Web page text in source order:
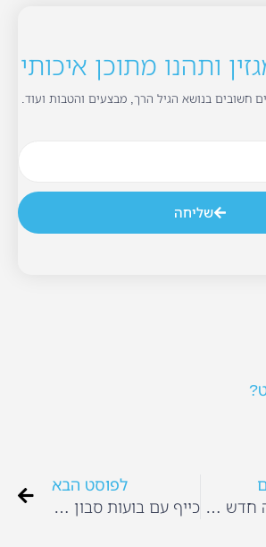
ותהנו מתוכן איכותי
חשובים בנושא הגיל הרך, מבצעים והטבות ועוד.
שליחה
שיתוף פעולה חדש עבור תושבי ירושלים
לפוסט הבא
כייף עם בועות סבון (soap bubble)